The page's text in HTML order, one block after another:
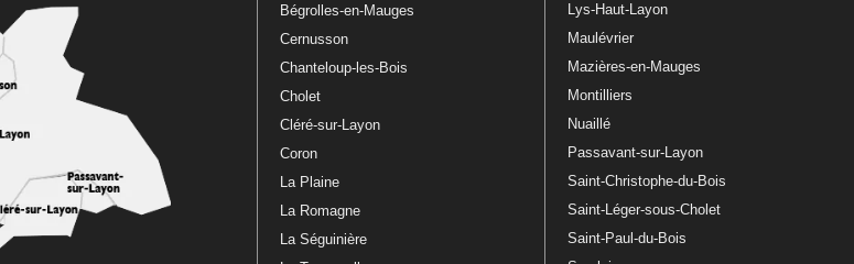
Bégrolles-en-Mauges
Cernusson
Chanteloup-les-Bois
Cholet
Cléré-sur-Layon
Coron
La Plaine
La Romagne
La Séguinière
Lys-Haut-Layon
Maulévrier
Mazières-en-Mauges
Montilliers
Nuaillé
Passavant-sur-Layon
Saint-Christophe-du-Bois
Saint-Léger-sous-Cholet
Saint-Paul-du-Bois